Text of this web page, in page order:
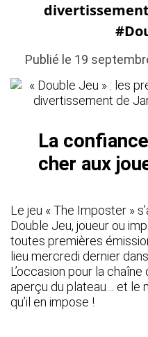
Publié le 19
La
cher aux
Le jeu « The Imposter »
Double Jeu, joueur ou
toutes premières
lieu mercredi dernier
L’occasion pour la
aperçu du plateau… et le
qu’il en impose !